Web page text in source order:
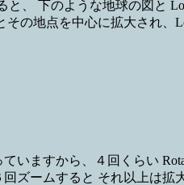
、 下のような地球の図と
の地点を中心に拡大され、
いますから、４回くらい
ズームすると それ以上は